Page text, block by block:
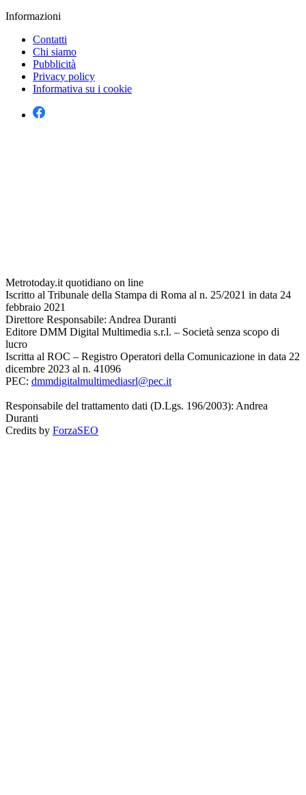
Informazioni
Contatti
Chi siamo
Pubblicità
Privacy policy
Informativa su i cookie
Metrotoday.it quotidiano on line
Iscritto al Tribunale della Stampa di Roma al n. 25/2021 in data 24
febbraio 2021
Direttore Responsabile: Andrea Duranti
Editore DMM Digital Multimedia s.r.l. – Società senza scopo di
lucro
Iscritta al ROC – Registro Operatori della Comunicazione in data 22
dicembre 2023 al n. 41096
PEC: dmmdigitalmultimediasrl@pec.it
Responsabile del trattamento dati (D.Lgs. 196/2003): Andrea
Duranti
Credits by ForzaSEO